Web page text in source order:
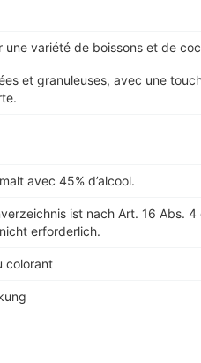
une variété de boissons et de
et granuleuses, avec une
avec 45% d’alcool.
ist nach Art. 16 Abs. 4
erforderlich.
colorant